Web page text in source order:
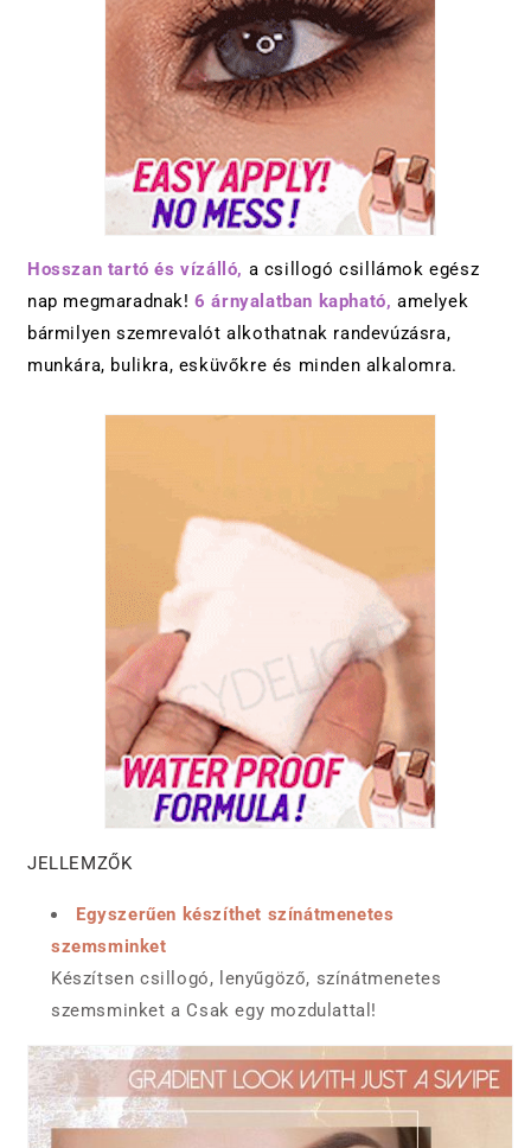
Hosszan tartó és vízálló, a csillogó csillámok egész
nap megmaradnak! 6 árnyalatban kapható, amelyek
bármilyen szemrevalót alkothatnak randevúzásra,
munkára, bulikra, esküvőkre és minden alkalomra.
JELLEMZŐK
Egyszerűen készíthet színátmenetes
szemsminket
Készítsen csillogó, lenyűgöző, színátmenetes
szemsminket a Csak egy mozdulattal!